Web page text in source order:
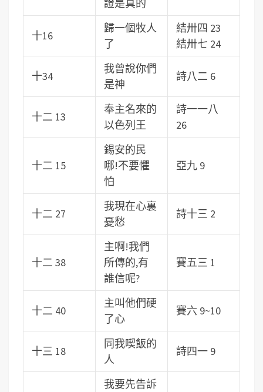
證是真的
十16
歸一個牧人
了
結卅四 23
結卅七 24
十34
我曾說你們
是神
詩八二 6
十二 13
奉主名來的
以色列王
詩一一八
26
十二 15
錫安的民
哪!不要懼
怕
亞九 9
十二 27
我現在心裏
憂愁
詩十三 2
十二 38
主啊!我們
所傳的,有
誰信呢?
賽五三 1
十二 40
主叫他們硬
了心
賽六 9~10
十三 18
同我喫飯的
人
詩四一 9
我要先告訴